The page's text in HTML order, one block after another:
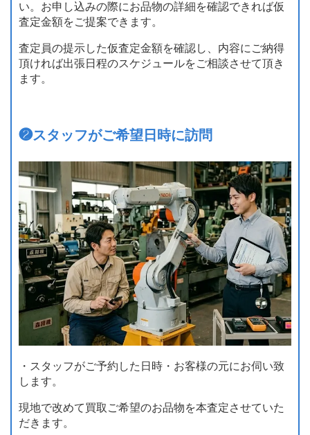
い。お申し込みの際にお品物の詳細を確認できれば仮
査定金額をご提案できます。
査定員の提示した仮査定金額を確認し、内容にご納得
頂ければ出張日程のスケジュールをご相談させて頂き
ます。
❷スタッフがご希望日時に訪問
・スタッフがご予約した日時・お客様の元にお伺い致
します。
現地で改めて買取ご希望のお品物を本査定させていた
だきます。